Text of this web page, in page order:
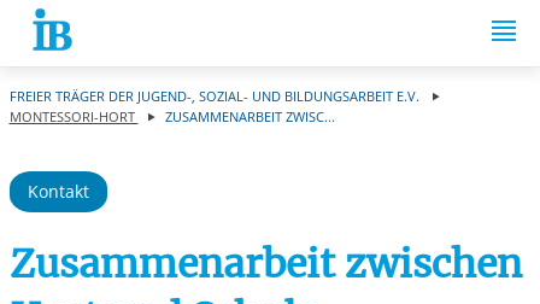
Springe zum Inhalt
FREIER TRÄGER DER JUGEND-, SOZIAL- UND BILDUNGSARBEIT E.V.
MONTESSORI-HORT
ZUSAMMENARBEIT ZWISC...
Kontakt
Zusammenarbeit zwischen